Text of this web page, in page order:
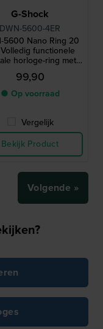
G-Shock
DWN-5600-4ER
5600 Nano Ring 20
functionele
horloge-ring met
DW-5600 ontwerp
99,90
● Op voorraad
Vergelijk
Bekijk Product
Volgende »